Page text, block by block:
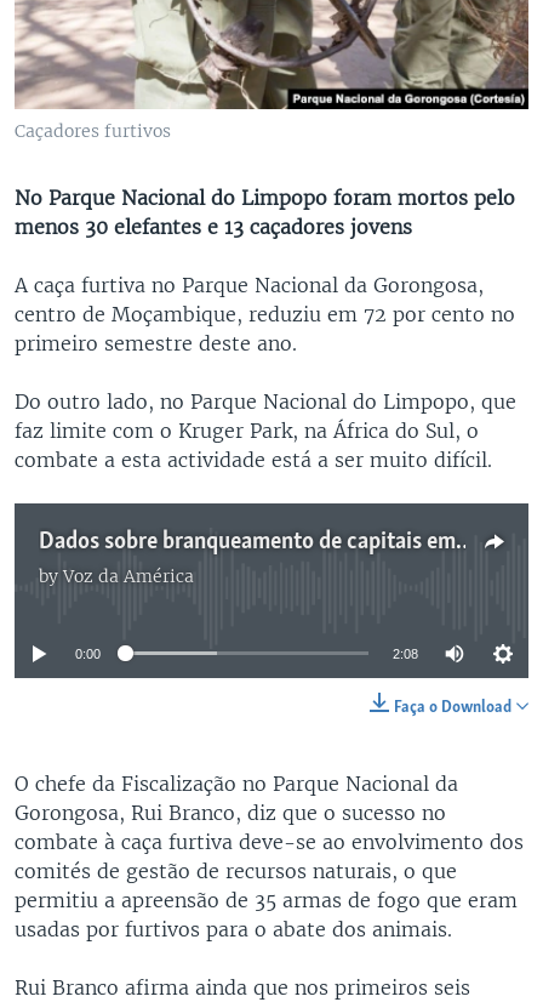
Caçadores furtivos
No Parque Nacional do Limpopo foram mortos pelo
menos 30 elefantes e 13 caçadores jovens
A caça furtiva no Parque Nacional da Gorongosa,
centro de Moçambique, reduziu em 72 por cento no
primeiro semestre deste ano.
Do outro lado, no Parque Nacional do Limpopo, que
faz limite com o Kruger Park, na África do Sul, o
combate a esta actividade está a ser muito difícil.
Dados sobre branqueamento de capitais em Cabo Verde respondem à pressão internacional, diz advogado
byVoz da América
No media source currently available
0:00 2:08
Faça o Download
O chefe da Fiscalização no Parque Nacional da
Gorongosa, Rui Branco, diz que o sucesso no
combate à caça furtiva deve-se ao envolvimento dos
comités de gestão de recursos naturais, o que
permitiu a apreensão de 35 armas de fogo que eram
usadas por furtivos para o abate dos animais.
Rui Branco afirma ainda que nos primeiros seis